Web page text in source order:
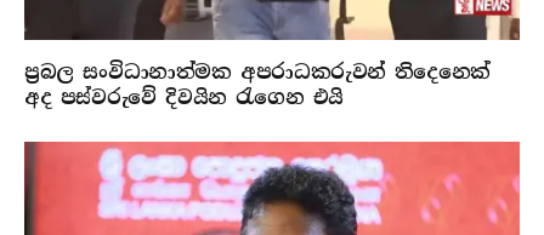
ප්‍රබල සංවිධානාත්මක අපරාධකරුවන් තිදෙනෙක්
අද පස්වරුවේ දිවයින රැගෙන එයි